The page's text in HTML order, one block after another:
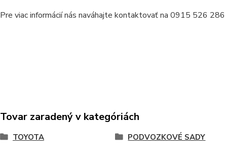
Pre viac informácií nás naváhajte kontaktovať na 0915 526 286
Tovar zaradený v kategóriách
TOYOTA PODVOZKOVÉ SADY